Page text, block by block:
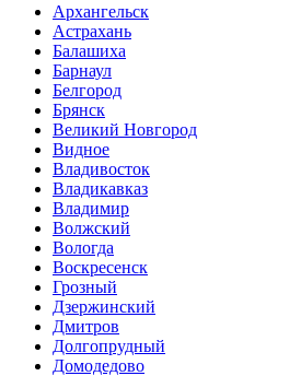
Архангельск
Астрахань
Балашиха
Барнаул
Белгород
Брянск
Великий Новгород
Видное
Владивосток
Владикавказ
Владимир
Волжский
Вологда
Воскресенск
Грозный
Дзержинский
Дмитров
Долгопрудный
Домодедово